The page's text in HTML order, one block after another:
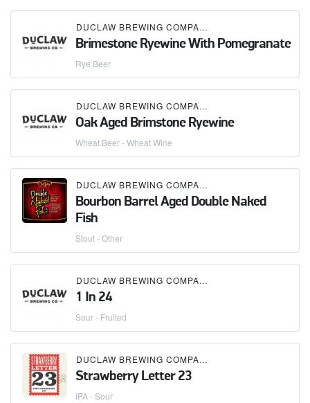
DUCLAW BREWING COMPANY
Brimestone Ryewine With Pomegranate
Rye Beer
DUCLAW BREWING COMPANY
Oak Aged Brimstone Ryewine
Wheat Beer - Wheat Wine
DUCLAW BREWING COMPANY
Bourbon Barrel Aged Double Naked
Fish
Stout - Other
DUCLAW BREWING COMPANY
1 In 24
Sour - Fruited
DUCLAW BREWING COMPANY
Strawberry Letter 23
IPA - Sour